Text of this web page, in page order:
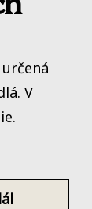
V